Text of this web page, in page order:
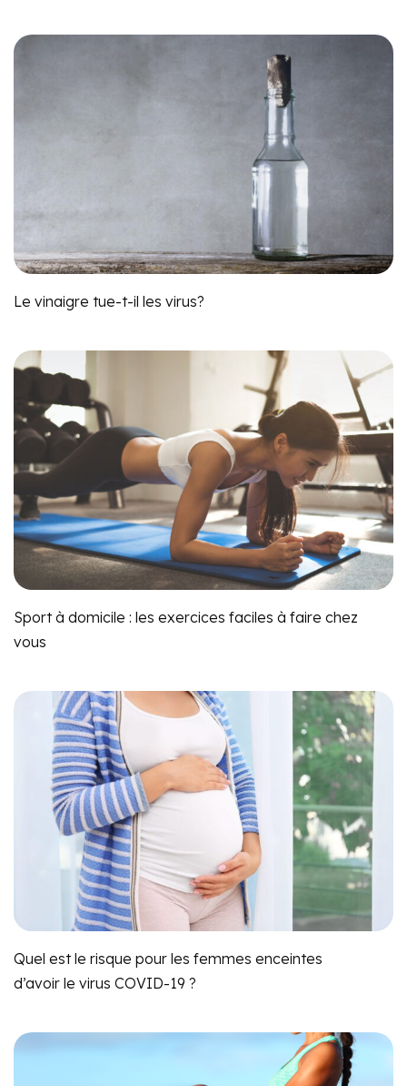
Le vinaigre tue-t-il les virus?
Sport à domicile : les exercices faciles à faire chez
vous
Quel est le risque pour les femmes enceintes
d’avoir le virus COVID-19 ?